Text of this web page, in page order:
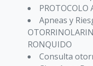
PROTOCOLO
Apneas y
RONQUIDO
Consulta